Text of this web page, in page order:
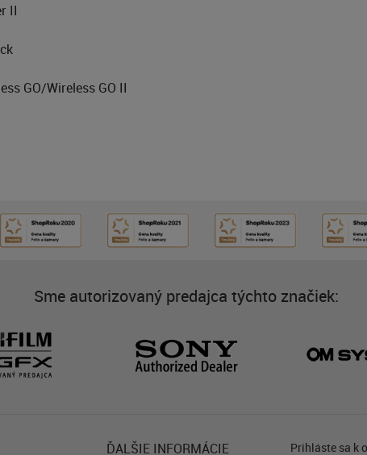
II
GO/Wireless GO II
Sme autorizovaný predajca týchto značiek:
ĎALŠIE INFORMÁCIE Prihláste sa k